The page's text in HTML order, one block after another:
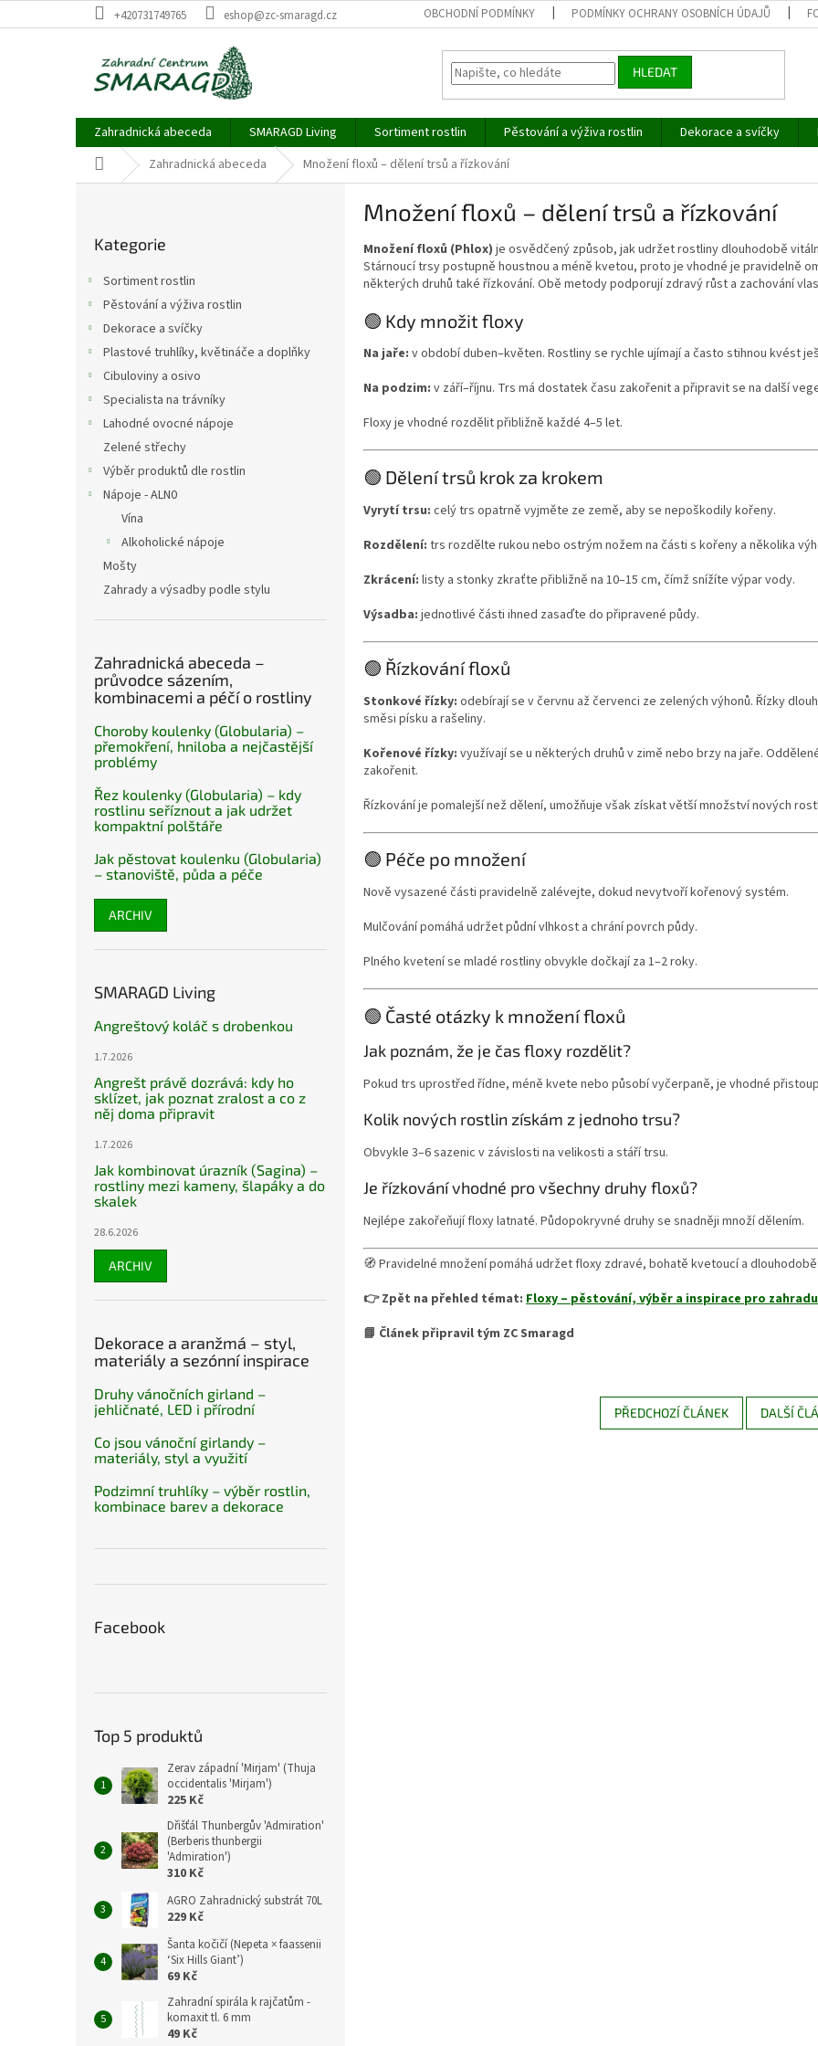
na
+420731749765 eshop@zc-smaragd.cz OBCHODNÍ PODMÍNKY PODMÍNKY OCHRANY OSOBNÍCH ÚDAJŮ
HLEDAT
Zahradnická abeceda SMARAGD Living Sortiment rostlin Pěstování a výživa rostlin Dekorace a svíčky
Domů Zahradnická abeceda Množení floxů – dělení trsů a řízkování
kategorie
Kategorie
Sortiment rostlin
Pěstování a výživa rostlin
Dekorace a svíčky
Plastové truhlíky, květináče a doplňky
Cibuloviny a osivo
Specialista na trávníky
Lahodné ovocné nápoje
Zelené střechy
Výběr produktů dle rostlin
Nápoje - ALN0
Vína
Alkoholické nápoje
Mošty
Zahrady a výsadby podle stylu
Zahradnická abeceda –
průvodce sázením,
kombinacemi a péčí o rostliny
Choroby koulenky (Globularia) –
přemokření, hniloba a nejčastější
problémy
Řez koulenky (Globularia) – kdy
rostlinu seříznout a jak udržet
kompaktní polštáře
Jak pěstovat koulenku (Globularia)
– stanoviště, půda a péče
ARCHIV
SMARAGD Living
Angreštový koláč s drobenkou
1.7.2026
Angrešt právě dozrává: kdy ho
sklízet, jak poznat zralost a co z
něj doma připravit
1.7.2026
Jak kombinovat úrazník (Sagina) –
rostliny mezi kameny, šlapáky a do
skalek
28.6.2026
ARCHIV
Dekorace a aranžmá – styl,
materiály a sezónní inspirace
Druhy vánočních girland –
jehličnaté, LED i přírodní
Co jsou vánoční girlandy –
materiály, styl a využití
Podzimní truhlíky – výběr rostlin,
kombinace barev a dekorace
Facebook
Top 5 produktů
Zerav západní 'Mirjam' (Thuja
occidentalis 'Mirjam')
225 Kč
Dřišťál Thunbergův 'Admiration'
(Berberis thunbergii
'Admiration')
310 Kč
AGRO Zahradnický substrát 70L
229 Kč
Šanta kočičí (Nepeta × faassenii
‘Six Hills Giant’)
69 Kč
Zahradní spirála k rajčatům -
komaxit tl. 6 mm
49 Kč
Množení floxů – dělení trsů a řízkování
Množení floxů (Phlox) je osvědčený způsob, jak udržet rostliny dlouhodobě
Stárnoucí trsy postupně houstnou a méně kvetou, proto je vhodné je pravidelně
některých druhů také řízkování. Obě metody podporují zdravý růst a zachování
🟢 Kdy množit floxy
Na jaře: v období duben–květen. Rostliny se rychle ujímají a často stihnou kvést
Na podzim: v září–říjnu. Trs má dostatek času zakořenit a připravit se na další
Floxy je vhodné rozdělit přibližně každé 4–5 let.
🟢 Dělení trsů krok za krokem
Vyrytí trsu: celý trs opatrně vyjměte ze země, aby se nepoškodily kořeny.
Rozdělení: trs rozdělte rukou nebo ostrým nožem na části s kořeny a několika
Zkrácení: listy a stonky zkraťte přibližně na 10–15 cm, čímž snížíte výpar vody.
Výsadba: jednotlivé části ihned zasaďte do připravené půdy.
🟢 Řízkování floxů
Stonkové řízky: odebírají se v červnu až červenci ze zelených výhonů. Řízky
směsi písku a rašeliny.
Kořenové řízky: využívají se u některých druhů v zimě nebo brzy na jaře.
zakořenit.
Řízkování je pomalejší než dělení, umožňuje však získat větší množství nových
🟢 Péče po množení
Nově vysazené části pravidelně zalévejte, dokud nevytvoří kořenový systém.
Mulčování pomáhá udržet půdní vlhkost a chrání povrch půdy.
Plného kvetení se mladé rostliny obvykle dočkají za 1–2 roky.
🟢 Časté otázky k množení floxů
Jak poznám, že je čas floxy rozdělit?
Pokud trs uprostřed řídne, méně kvete nebo působí vyčerpaně, je vhodné
Kolik nových rostlin získám z jednoho trsu?
Obvykle 3–6 sazenic v závislosti na velikosti a stáří trsu.
Je řízkování vhodné pro všechny druhy floxů?
Nejlépe zakořeňují floxy latnaté. Půdopokryvné druhy se snadněji množí dělením.
🧭 Pravidelné množení pomáhá udržet floxy zdravé, bohatě kvetoucí a
👉 Zpět na přehled témat: Floxy – pěstování, výběr a inspirace pro zahradu
📘 Článek připravil tým ZC Smaragd
PŘEDCHOZÍ ČLÁNEK DALŠÍ